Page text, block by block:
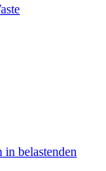
in belastenden